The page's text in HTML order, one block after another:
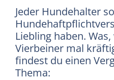
Jeder Hundehalter
Liebling haben.
Vierbeiner mal
findest du einen
Thema: